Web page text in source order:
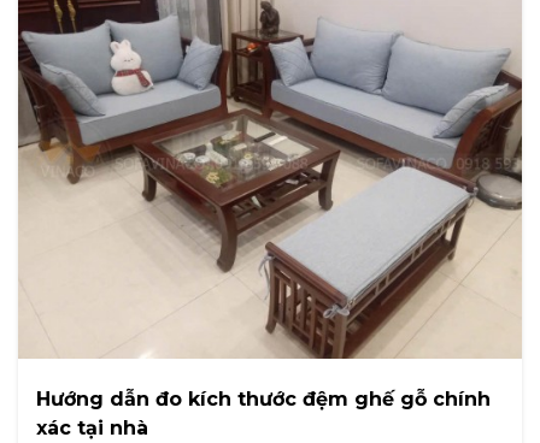
Hướng dẫn đo kích thước đệm ghế gỗ chính
xác tại nhà